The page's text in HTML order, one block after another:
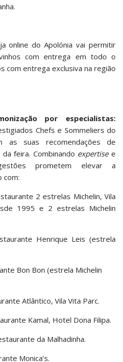
online do Apolónia vai permitir
com entrega em todo o
com entrega exclusiva na região
por especialistas:
Chefs e Sommeliers do
as suas recomendações de
feira. Combinando expertisee
prometem elevar a
com:
2 estrelas Michelin, Vila
1995 e 2 estrelas Michelin
Henrique Leis (estrela
Bon Bon (estrela Michelin
Atlântico, Vila Vita Parc.
Kamal, Hotel Dona Filipa.
da Malhadinha.
Monica’s.